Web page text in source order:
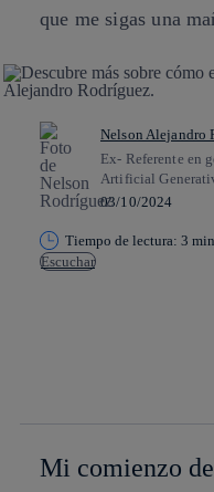
que me sigas una
Nelson Alejandro
Ex- Referente en
Artificial
03/10/2024
Tiempo de lectura: 3 min
Escuchar
Mi comienzo